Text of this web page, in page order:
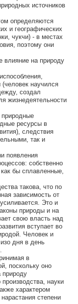
источников
определяются
и географических
чукчи) - в местах
поэтому они
влияние на природу
научился
создал
жизнедеятельности
природные
ресурсы в
следствия
так и
появления
собственно
бы сплавленные,
такова, что по
зависимость от
Это и
природы и на
свою власть над
вступает во
Человек и
изо дня в день
в
поскольку оно
природу
науки
характером
степени